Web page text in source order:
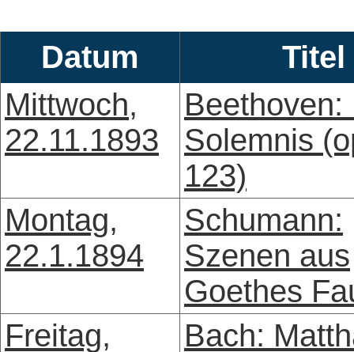
Datum
Titel
Mittwoch,
22.11.1893
Beethoven:
Solemnis
123)
Montag,
22.1.1894
Schumann:
Szenen aus
Goethes
Freitag,
Bach: